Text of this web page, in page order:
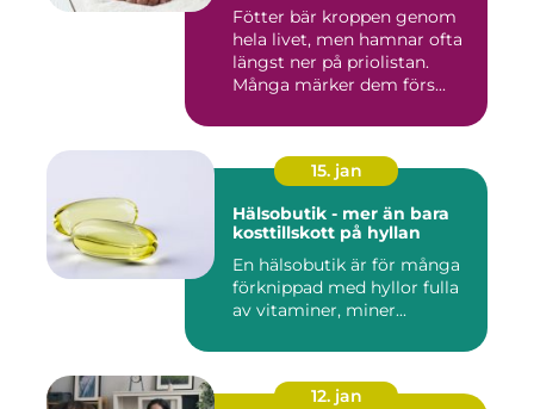
Fötter bär kroppen genom
hela livet, men hamnar ofta
längst ner på priolistan.
Många märker dem förs...
15. jan
Hälsobutik - mer än bara
kosttillskott på hyllan
En hälsobutik är för många
förknippad med hyllor fulla
av vitaminer, miner...
12. jan